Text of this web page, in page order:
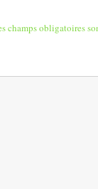
champs obligatoires